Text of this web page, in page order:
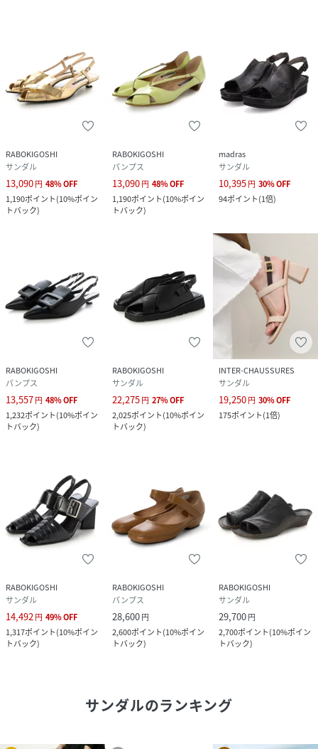
RABOKIGOSHI
サンダル
13,090円 48%OFF
1,190ポイント(10%ポイン
トバック)
RABOKIGOSHI
パンプス
13,090円 48%OFF
1,190ポイント(10%ポイン
トバック)
madras
サンダル
10,395円 30%OFF
94ポイント(1倍)
RABOKIGOSHI
パンプス
13,557円 48%OFF
1,232ポイント(10%ポイン
トバック)
RABOKIGOSHI
サンダル
22,275円 27%OFF
2,025ポイント(10%ポイン
トバック)
INTER-CHAUSSURES
サンダル
19,250円 30%OFF
175ポイント(1倍)
RABOKIGOSHI
サンダル
14,492 円 49%OFF
1,317ポイント(10%ポイン
トバック)
RABOKIGOSHI
パンプス
28,600円
2,600ポイント(10%ポイン
トバック)
RABOKIGOSHI
サンダル
29,700円
2,700ポイント(10%ポイン
トバック)
サンダルのランキング